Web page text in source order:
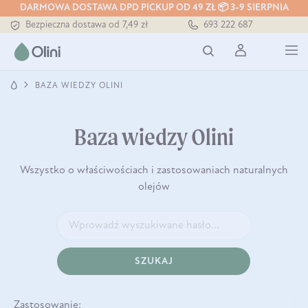
DARMOWA DOSTAWA DPD PICKUP OD 49 ZŁ 📦 3-9 SIERPNIA
Bezpieczna dostawa od 7,49 zł
Darmowa dostawa od 199 zł
Tłoczony zawsze na zimno
693 222 687
BAZA WIEDZY OLINI
Baza wiedzy Olini
Wszystko o właściwościach i zastosowaniach naturalnych
olejów
SZUKAJ
Zastosowanie: